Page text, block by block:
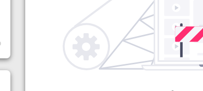
ویدیو؛ صعود حسن یزدانی به فینال المپیک با برتری مقابل
ناظم امینه